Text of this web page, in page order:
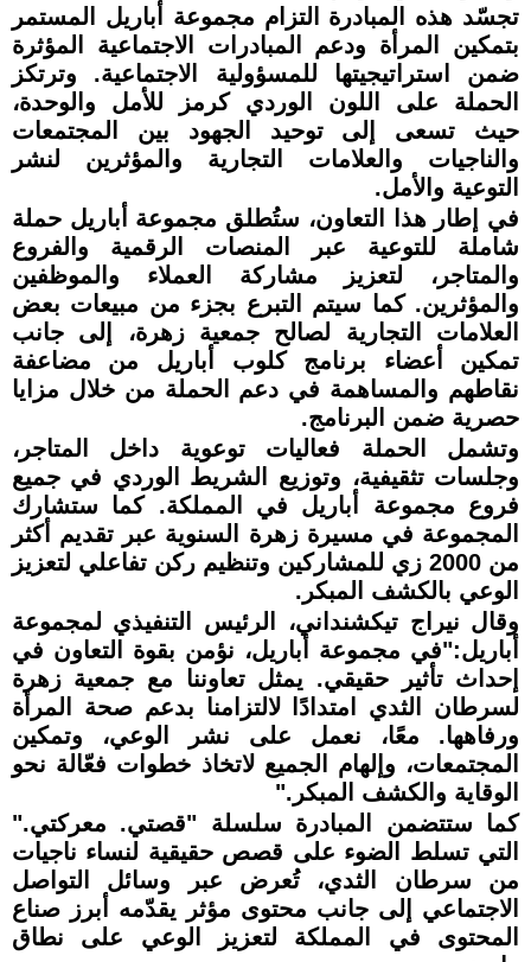
تجسّد هذه المبادرة التزام مجموعة أباريل المستمر
بتمكين المرأة ودعم المبادرات الاجتماعية المؤثرة
ضمن استراتيجيتها للمسؤولية الاجتماعية. وترتكز
الحملة على اللون الوردي كرمز للأمل والوحدة،
حيث تسعى إلى توحيد الجهود بين المجتمعات
والناجيات والعلامات التجارية والمؤثرين لنشر
التوعية والأمل.
في إطار هذا التعاون، ستُطلق مجموعة أباريل حملة
شاملة للتوعية عبر المنصات الرقمية والفروع
والمتاجر، لتعزيز مشاركة العملاء والموظفين
والمؤثرين. كما سيتم التبرع بجزء من مبيعات بعض
العلامات التجارية لصالح جمعية زهرة، إلى جانب
تمكين أعضاء برنامج كلوب أباريل من مضاعفة
نقاطهم والمساهمة في دعم الحملة من خلال مزايا
حصرية ضمن البرنامج.
وتشمل الحملة فعاليات توعوية داخل المتاجر،
وجلسات تثقيفية، وتوزيع الشريط الوردي في جميع
فروع مجموعة أباريل في المملكة. كما ستشارك
المجموعة في مسيرة زهرة السنوية عبر تقديم أكثر
من 2000 زي للمشاركين وتنظيم ركن تفاعلي لتعزيز
الوعي بالكشف المبكر.
وقال نيراج تيكشنداني، الرئيس التنفيذي لمجموعة
أباريل:"في مجموعة أباريل، نؤمن بقوة التعاون في
إحداث تأثير حقيقي. يمثل تعاوننا مع جمعية زهرة
لسرطان الثدي امتدادًا لالتزامنا بدعم صحة المرأة
ورفاهها. معًا، نعمل على نشر الوعي، وتمكين
المجتمعات، وإلهام الجميع لاتخاذ خطوات فعّالة نحو
الوقاية والكشف المبكر."
كما ستتضمن المبادرة سلسلة "قصتي. معركتي."
التي تسلط الضوء على قصص حقيقية لنساء ناجيات
من سرطان الثدي، تُعرض عبر وسائل التواصل
الاجتماعي إلى جانب محتوى مؤثر يقدّمه أبرز صناع
المحتوى في المملكة لتعزيز الوعي على نطاق